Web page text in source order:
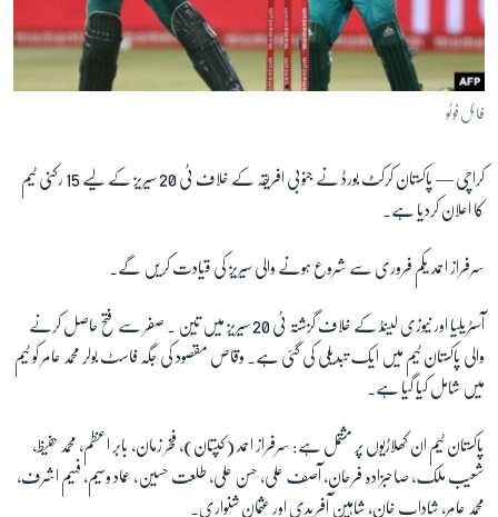
آرٹ
آزادیٔ صحافت
سائنس و ٹیکنالوجی
دلچسپ و عجیب
ویڈیوز
آڈیو
اداریہ
Learning English
FOLLOW US
فائل فوٹو
کراچی —
پاکستان کرکٹ بورڈ نے جنوبی افریقہ کے خلاف ٹی 20 سیریز کے لیے 15 رکنی ٹیم
کا اعلان کردیا ہے۔
سرفراز احمد یکم فروری سے شروع ہونے والی سیریز کی قیادت کریں گے۔
آسٹریلیا اور نیوزی لینڈ کے خلاف گزشتہ ٹی 20 سیریز میں تین ۔ صفر سے فتح حاصل کرنے
والی پاکستان ٹیم میں ایک تبدیلی کی گئی ہے۔ وقاص مقصود کی جگہ فاسٹ بولر محمد عامر کو ٹیم
میں شامل کیا گیا ہے۔
پاکستان ٹیم ان کھلاڑیوں پر مشتمل ہے: سرفراز احمد (کپتان)، فخر زمان، بابر اعظم، محمد حفیظ،
شعیب ملک، صاحبزادہ فرحان، آصف علی، حسن علی، طلعت حسین، عماد وسیم، فہیم اشرف،
محمد عامر، شاداب خان، شاہین آفریدی اور عثمان شنواری۔